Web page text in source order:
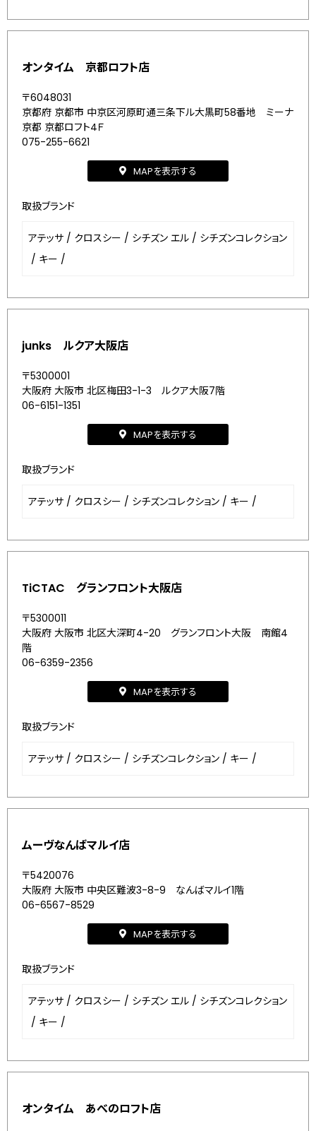
オンタイム 京都ロフト店
〒6048031
京都府 京都市 中京区河原町通三条下ル大黒町58番地 ミーナ
京都 京都ロフト4Ｆ
075-255-6621
MAPを表示する
取扱ブランド
アテッサ / クロスシー / シチズン エル / シチズンコレクション
/ キー /
junks ルクア大阪店
〒5300001
大阪府 大阪市 北区梅田3-1-3 ルクア大阪7階
06-6151-1351
MAPを表示する
取扱ブランド
アテッサ / クロスシー / シチズンコレクション / キー /
TiCTAC グランフロント大阪店
〒5300011
大阪府 大阪市 北区大深町4-20 グランフロント大阪 南館4
階
06-6359-2356
MAPを表示する
取扱ブランド
アテッサ / クロスシー / シチズンコレクション / キー /
ムーヴなんばマルイ店
〒5420076
大阪府 大阪市 中央区難波3-8-9 なんばマルイ1階
06-6567-8529
MAPを表示する
取扱ブランド
アテッサ / クロスシー / シチズン エル / シチズンコレクション
/ キー /
オンタイム あべのロフト店